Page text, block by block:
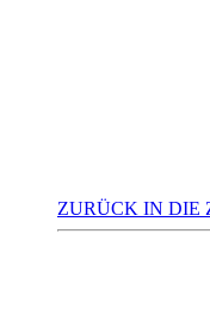
ZURÜCK IN DIE